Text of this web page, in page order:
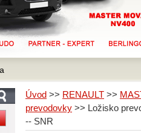
Úvod >> RENAULT >>
prevodovky >> Ložisko
-- SNR